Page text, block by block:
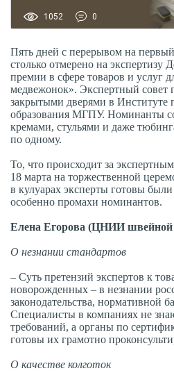
1052 0
Пять дней с перерывом на
столько отмерено на экспертизу
премии в сфере товаров и услуг
медвежонок». Экспертный совет
закрытыми дверями в Институте
образования МГПУ. Номинанты
кремами, стульями и даже
по одному.
То, что происходит за
18 марта на торжественной
в кулуарах эксперты готовы
особенно промахи номинантов.
Елена Егорова (ЦНИИ
О незнании стандартов
– Суть претензий экспертов к
новорожденных – в незнании
законодательства, нормативной
Специалисты в компаниях не
требований, а органы по
готовы их грамотно
О качестве колготок